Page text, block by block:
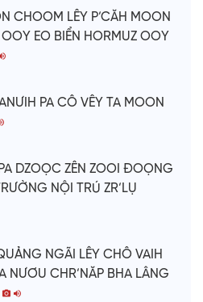
CHOOM LÊY P’CĂH MOON
EO BIỂN HORMUZ OOY
PA CÔ VÊY TA MOON
DZOỌC ZÊN ZOOI ĐOỌNG
NỘI TRÚ ZR’LỤ
NGÃI LÊY CHÔ VAIH
NƯƠU CHR’NĂP BHA LÂNG